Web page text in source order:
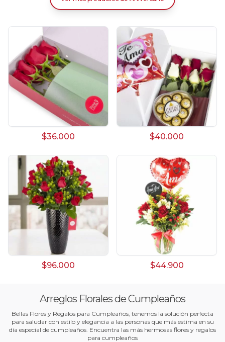
$36.000 $40.000
$96.000 $44.900
Arreglos Florales de Cumpleaños
Bellas Flores y Regalos para Cumpleaños, tenemos la solución perfecta
para saludar con estilo y elegancia a las personas que más estima en su
día especial de cumpleaños. Encuentra las más hermosas flores y regalos
para cumpleaños